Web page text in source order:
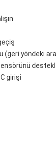
(geri yöndeki
girişi